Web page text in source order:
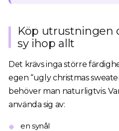
Köp utrustningen
sy ihop allt
Det krävs inga större
egen “ugly christmas
behöver man naturligtvis.
använda sig av:
en synål